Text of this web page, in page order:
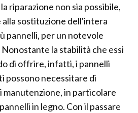
riparazione non sia possibile,
sostituzione dell'intera
pannelli, per un notevole
la stabilità che essi
di offrire, infatti, i pannelli
possono necessitare di
manutenzione, in particolare
in legno. Con il passare